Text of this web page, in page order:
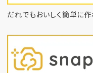
だれでもおいしく簡単に